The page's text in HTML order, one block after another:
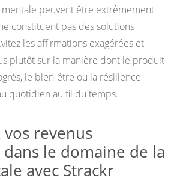
peuvent être extrêmement
constituent pas des solutions
les affirmations exagérées et
plutôt sur la manière dont le produit
le bien-être ou la résilience
quotidien au fil du temps.
revenus
le domaine de la
avec Strackr